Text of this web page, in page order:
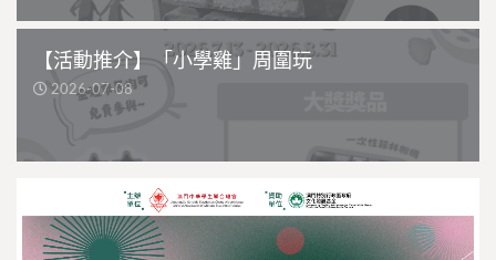
【活動推介】「小學雞」周圍玩
2026-07-08